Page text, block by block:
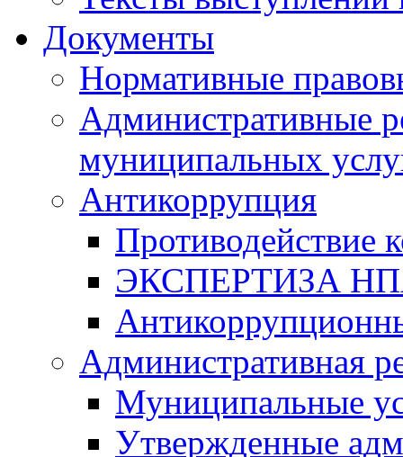
Документы
Нормативные
Административные
муниципальных
Антикоррупция
Противодействие
ЭКСПЕРТИЗА
Административная
Муниципальные
Утвержденные